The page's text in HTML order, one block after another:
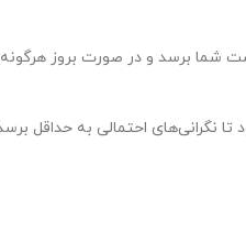
شما برسد و در صورت بروز
نگرانی‌های احتمالی به حداقل